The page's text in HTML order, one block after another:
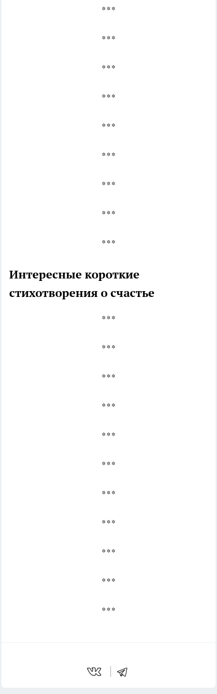
* * *
* * *
* * *
* * *
* * *
* * *
* * *
* * *
* * *
Интересные короткие
стихотворения о счастье
* * *
* * *
* * *
* * *
* * *
* * *
* * *
* * *
* * *
* * *
* * *